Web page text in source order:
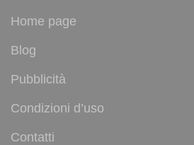
Home page
Blog
Pubblicità
Condizioni d’uso
Contatti